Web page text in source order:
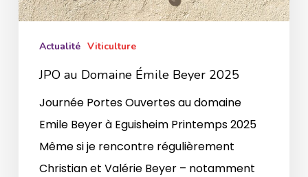
Actualité Viticulture
JPO au Domaine Émile Beyer 2025
Journée Portes Ouvertes au domaine
Emile Beyer à Eguisheim Printemps 2025
Même si je rencontre régulièrement
Christian et Valérie Beyer – notamment